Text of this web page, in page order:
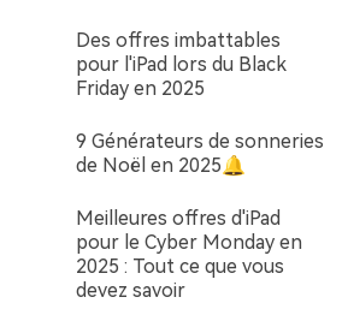
Des offres imbattables
pour l'iPad lors du Black
Friday en 2025
9 Générateurs de sonneries
de Noël en 2025🔔
Meilleures offres d'iPad
pour le Cyber Monday en
2025 : Tout ce que vous
devez savoir